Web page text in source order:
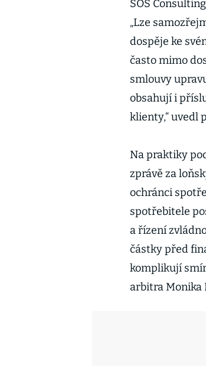
SOS
„Lze
dospěje ke
často mimo
smlouvy
obsahují i
klienty,“ uvedl
Na praktiky
zprávě za
ochránci
spotřebitele
a řízení
částky před
komplikují
arbitra Monika